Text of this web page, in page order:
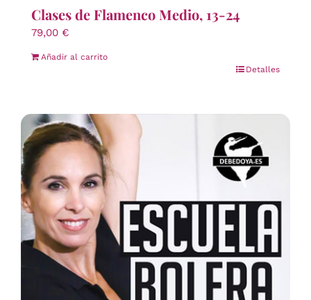
Clases de Flamenco Medio, 13-24
79,00 €
Añadir al carrito
Detalles